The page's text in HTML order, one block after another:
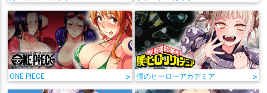
ONE PIECE > 僕のヒーローアカデミア >